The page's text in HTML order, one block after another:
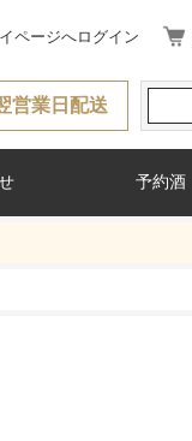
ページへログイン
営業日配送
予約酒